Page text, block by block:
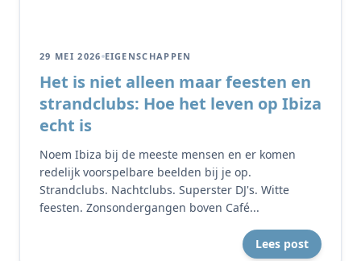
29 MEI 2026 EIGENSCHAPPEN
Het is niet alleen maar feesten en
strandclubs: Hoe het leven op Ibiza
echt is
Noem Ibiza bij de meeste mensen en er komen
redelijk voorspelbare beelden bij je op.
Strandclubs. Nachtclubs. Superster DJ's. Witte
feesten. Zonsondergangen boven Café...
Lees post